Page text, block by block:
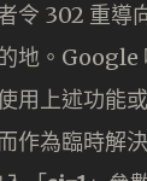
令 302 重導
地。Google
用上述功能
作為臨時解